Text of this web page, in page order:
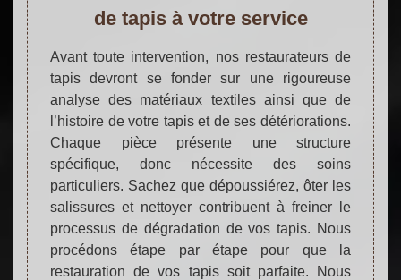
de tapis à votre service
Avant toute intervention, nos restaurateurs de
tapis devront se fonder sur une rigoureuse
analyse des matériaux textiles ainsi que de
l’histoire de votre tapis et de ses détériorations.
Chaque pièce présente une structure
spécifique, donc nécessite des soins
particuliers. Sachez que dépoussiérez, ôter les
salissures et nettoyer contribuent à freiner le
processus de dégradation de vos tapis. Nous
procédons étape par étape pour que la
restauration de vos tapis soit parfaite. Nous